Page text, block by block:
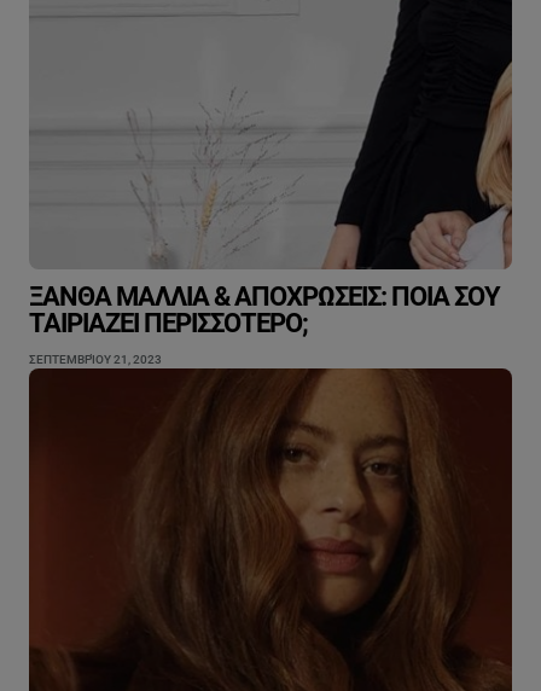
ΞΑΝΘΆ ΜΑΛΛΙΆ & ΑΠΟΧΡΏΣΕΙΣ: ΠΟΙΑ ΣΟΥ
ΤΑΙΡΙΆΖΕΙ ΠΕΡΙΣΣΌΤΕΡΟ;
ΣΕΠΤΕΜΒΡΊΟΥ 21, 2023